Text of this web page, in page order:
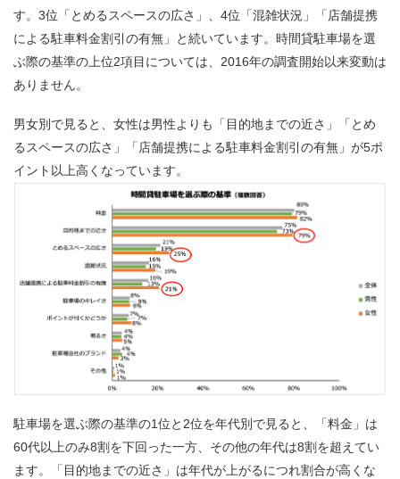
す。3位「とめるスペースの広さ」、4位「混雑状況」「店舗提携
による駐車料金割引の有無」と続いています。時間貸駐車場を選
ぶ際の基準の上位2項目については、2016年の調査開始以来変動は
ありません。
男女別で見ると、女性は男性よりも「目的地までの近さ」「とめ
るスペースの広さ」「店舗提携による駐車料金割引の有無」が5ポ
イント以上高くなっています。
駐車場を選ぶ際の基準の1位と2位を年代別で見ると、「料金」は
60代以上のみ8割を下回った一方、その他の年代は8割を超えてい
ます。「目的地までの近さ」は年代が上がるにつれ割合が高くな